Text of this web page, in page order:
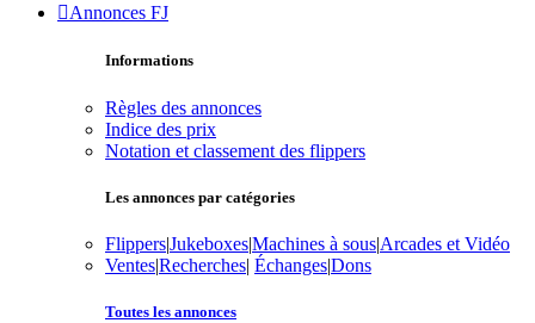
Annonces FJ
Informations
Règles des annonces
Indice des prix
Notation et classement des flippers
Les annonces par catégories
Flippers|Jukeboxes|Machines à sous|Arcades et Vidéo
Ventes|Recherches| Échanges|Dons
Toutes les annonces